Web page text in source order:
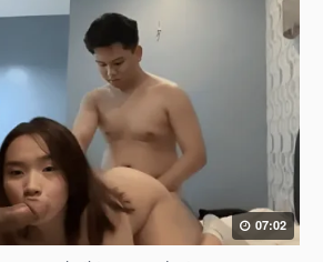
07:02